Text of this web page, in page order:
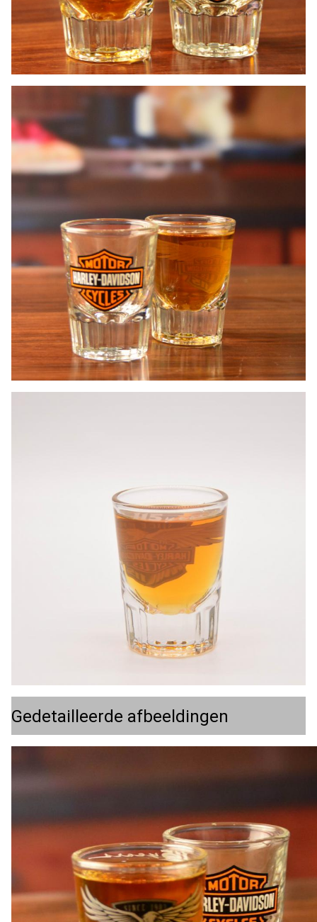
Gedetailleerde afbeeldingen